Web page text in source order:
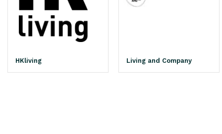
HKliving Living and Company